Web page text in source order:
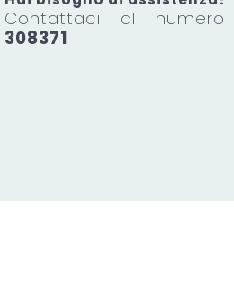
Contattaci al numero
308371